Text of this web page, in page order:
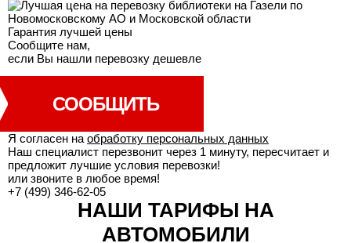
Гарантия лучшей цены
Сообщите нам,
если Вы нашли перевозку дешевле
СООБЩИТЬ
Я согласен на обработку персональных данных
Наш специалист перезвонит через 1 минуту, пересчитает и
предложит лучшие условия перевозки!
или звоните в любое время!
+7 (499) 346-62-05
НАШИ ТАРИФЫ НА
АВТОМОБИЛИ